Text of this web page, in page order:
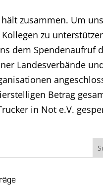
zusammen. Um
zu
dem Spendenaufruf
Landesverbände
Betrag
in Not e.V.